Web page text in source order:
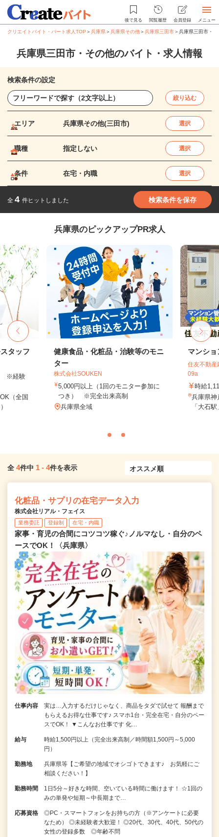
後で見る 閲覧履歴 会員登録 メニュー
クリエイトバイト・パート求人TOP ＞兵庫県＞兵庫県その他＞兵庫県三田市＞兵庫県三田市・
兵庫県三田市・その他のバイト・求人情報
検索条件の設定
絞り込む
エリア 兵庫県その他(三田市) 選択
職種 指定しない 選択
条件 在宅・内職 選択
全 4 件ヒットしました 検索条件を保存
兵庫県のピックアップPR求人
タッフ
※経験
（全国
健康食品・化粧品・治験等のモニ
ター
株式会社SOUKEN
5,000円以上（1回のモニター参加に
つき） ※完全出来高制
兵庫県全域
マンシ
住友不動産
09a
時給
兵庫県神
「大石
全 4件中 1 - 4件を表示
化粧品・サプリの在宅データ入力
株式会社リアル・フェイス
業務委託 登録制 在宅・内職
家事・育児の合間にコツコツ稼ぐ♪ノルマなし・自分のペ
ースでOK！〈兵庫県〉
仕事内容
実は…入力するだけじゃなく、商品をタダで試せて 報酬まで
もらえるお得な仕事です♪ スマホ1台・完全在宅・自分のペー
スでOK！ ▼こんなお仕事です 化…
給与
時給1,500円以上（完全出来高制／時間額1,500円～5,000
円）
勤務地
兵庫県等【ご希望の地域でオシゴトできます♪ お気軽にご
相談ください！】
勤務時間
1日5分～好きな時間、空いている時間に働けます！ ☆1回の
みの単発や短期～中長期まで…
応募資格
◎PC・スマートフォンをお持ちの方（※アンケートに必要
なため） ◎未経験者大歓迎！ ◎20代、30代、40代、50代の
女性の登録多数 ◎年齢不問